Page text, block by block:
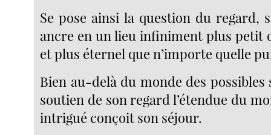
Se pose ainsi la question du regard,
ancre en un lieu infiniment plus petit
et plus éternel que n’importe quelle
Bien au-delà du monde des possibles
soutien de son regard l’étendue du
intrigué conçoit son séjour.